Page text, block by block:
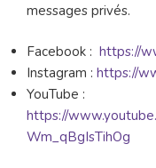
messages privés.
Facebook : https://
Instagram : https://
YouTube :
https://
Wm_qBgIsTihOg